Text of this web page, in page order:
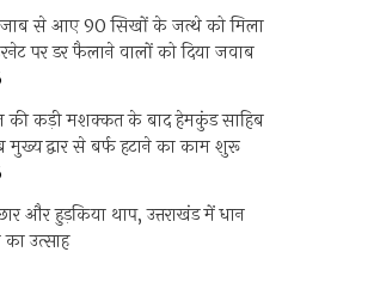
से आए 90 सिखों के जत्थे को मिला
पर डर फैलाने वालों को दिया जवाब
की कड़ी मशक्कत के बाद हेमकुंड साहिब
द्वार से बर्फ हटाने का काम शुरू
और हुड़किया थाप, उत्तराखंड में धान
उत्साह